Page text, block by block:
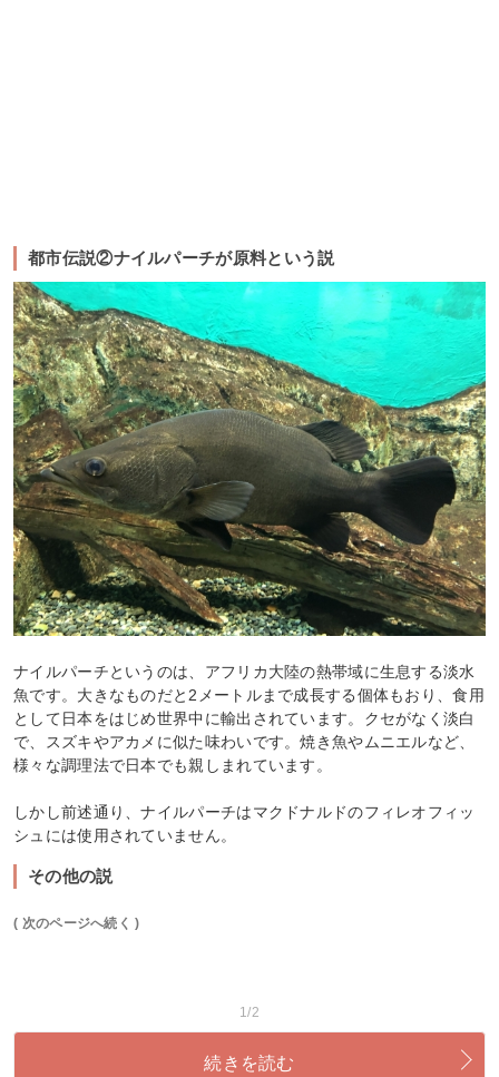
都市伝説②ナイルパーチが原料という説
ナイルパーチというのは、アフリカ大陸の熱帯域に生息する淡水
魚です。大きなものだと2メートルまで成長する個体もおり、食用
として日本をはじめ世界中に輸出されています。クセがなく淡白
で、スズキやアカメに似た味わいです。焼き魚やムニエルなど、
様々な調理法で日本でも親しまれています。
しかし前述通り、ナイルパーチはマクドナルドのフィレオフィッ
シュには使用されていません。
その他の説
( 次のページへ続く )
1/2
続きを読む